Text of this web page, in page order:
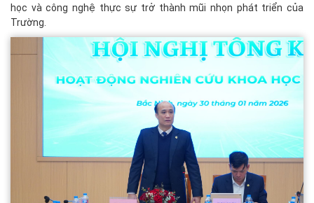
học và công nghệ thực sự trở thành mũi nhọn phát triển của
Trường.